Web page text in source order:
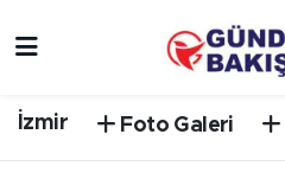
İzmir Foto Galeri